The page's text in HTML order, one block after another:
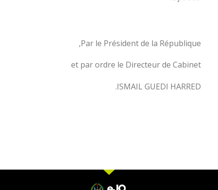
Par le Président de la République,
et par ordre le Directeur de Cabinet
ISMAIL GUEDI HARRED.